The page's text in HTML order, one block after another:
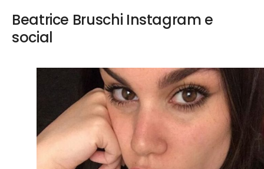
Beatrice Bruschi Instagram e
social